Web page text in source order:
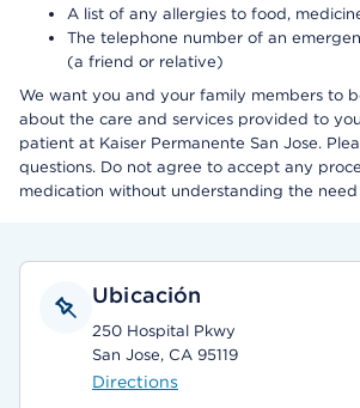
A list of any allergies to food,
The telephone number of an
(a friend or relative)
We want you and your family members to
about the care and services provided to
patient at Kaiser Permanente San Jose.
questions. Do not agree to accept any
medication without understanding the
Ubicación
250 Hospital Pkwy
San Jose, CA 95119
Directions